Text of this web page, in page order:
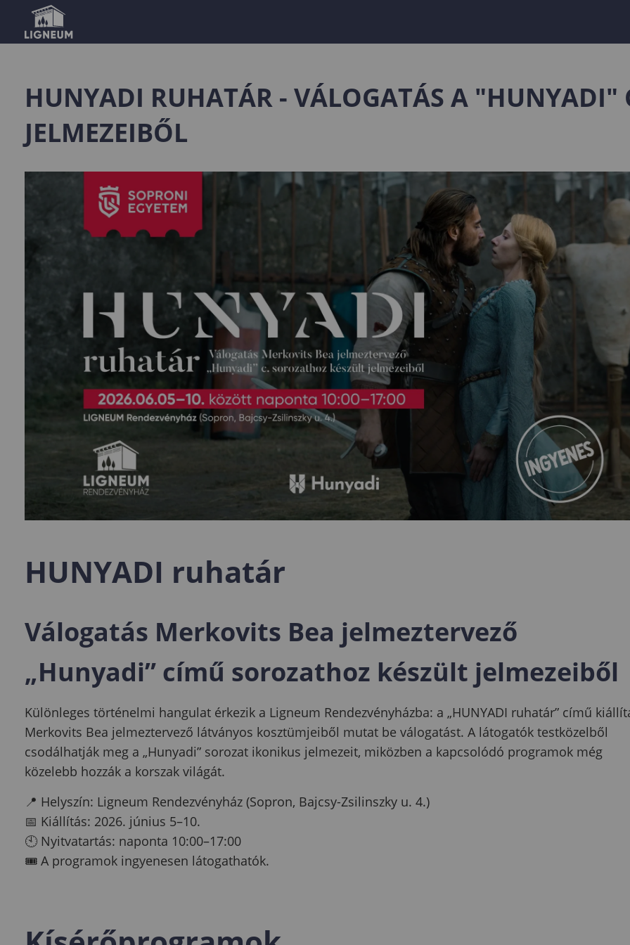
HUNYADI RUHATÁR - VÁLOGATÁS A "HUNYADI"
JELMEZEIBŐL
HUNYADI ruhatár
Válogatás Merkovits Bea jelmeztervező
„Hunyadi” című sorozathoz készült jelmezeiből
Különleges történelmi hangulat érkezik a Ligneum Rendezvényházba: a „HUNYADI ruhatár” című
Merkovits Bea jelmeztervező látványos kosztümjeiből mutat be válogatást. A látogatók testközelből
csodálhatják meg a „Hunyadi” sorozat ikonikus jelmezeit, miközben a kapcsolódó programok még
közelebb hozzák a korszak világát.
📍 Helyszín: Ligneum Rendezvényház (Sopron, Bajcsy-Zsilinszky u. 4.)
📅 Kiállítás: 2026. június 5–10.
🕙 Nyitvatartás: naponta 10:00–17:00
🎟️ A programok ingyenesen látogathatók.